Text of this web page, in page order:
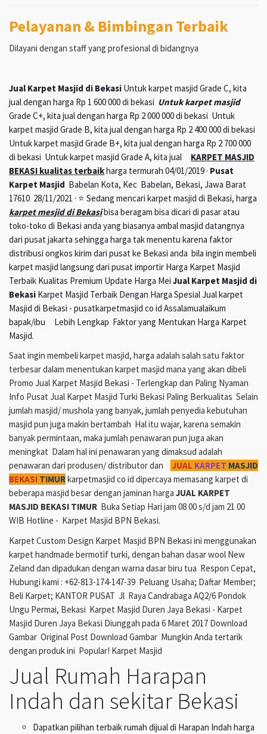
Pelayanan & Bimbingan Terbaik
Dilayani dengan staff yang profesional di bidangnya
Jual Karpet Masjid di Bekasi Untuk karpet masjid Grade C, kita
jual dengan harga Rp 1 600 000 di bekasi Untuk karpet masjid
Grade C+, kita jual dengan harga Rp 2 000 000 di bekasi Untuk
karpet masjid Grade B, kita jual dengan harga Rp 2 400 000 di bekasi
Untuk karpet masjid Grade B+, kita jual dengan harga Rp 2 700 000
di bekasi Untuk karpet masjid Grade A, kita jual KARPET MASJID
BEKASI kualitas terbaikharga termurah 04/01/2019 · Pusat
Karpet Masjid Babelan Kota, Kec Babelan, Bekasi, Jawa Barat
17610 28/11/2021 · ⭐ Sedang mencari karpet masjid di Bekasi, harga
karpet mesjid di Bekasibisa beragam bisa dicari di pasar atau
toko-toko di Bekasi anda yang biasanya ambal masjid datangnya
dari pusat jakarta sehingga harga tak menentu karena faktor
distribusi ongkos kirim dari pusat ke Bekasi anda bila ingin membeli
karpet masjid langsung dari pusat importir Harga Karpet Masjid
Terbaik Kualitas Premium Update Harga Mei Jual Karpet Masjid di
Bekasi Karpet Masjid Terbaik Dengan Harga Spesial Jual karpet
Masjid di Bekasi - pusatkarpetmasjid co id Assalamualaikum
bapak/ibu Lebih Lengkap Faktor yang Mentukan Harga Karpet
Masjid.
Saat ingin membeli karpet masjid, harga adalah salah satu faktor
terbesar dalam menentukan karpet masjid mana yang akan dibeli
Promo Jual Karpet Masjid Bekasi - Terlengkap dan Paling Nyaman
Info Pusat Jual Karpet Masjid Turki Bekasi Paling Berkualitas Selain
jumlah masjid/ mushola yang banyak, jumlah penyedia kebutuhan
masjid pun juga makin bertambah Hal itu wajar, karena semakin
banyak permintaan, maka jumlah penawaran pun juga akan
meningkat Dalam hal ini penawaran yang dimaksud adalah
penawaran dari produsen/ distributor dan
JUAL KARPET MASJID
BEKASI TIMURkarpetmasjid co id dipercaya memasang karpet di
beberapa masjid besar dengan jaminan harga JUAL KARPET
MASJID BEKASI TIMUR Buka Setiap Hari jam 08 00 s/d jam 21 00
WIB Hotline - Karpet Masjid BPN Bekasi.
Karpet Custom Design Karpet Masjid BPN Bekasi ini menggunakan
karpet handmade bermotif turki, dengan bahan dasar wool New
Zeland dan dipadukan dengan warna dasar biru tua Respon Cepat,
Hubungi kami : +62-813-174-147-39 Peluang Usaha; Daftar Member;
Beli Karpet; KANTOR PUSAT Jl Raya Candrabaga AQ2/6 Pondok
Ungu Permai, Bekasi Karpet Masjid Duren Jaya Bekasi - Karpet
Masjid Duren Jaya Bekasi Diunggah pada 6 Maret 2017 Download
Gambar Original Post Download Gambar Mungkin Anda tertarik
dengan produk ini Popular! Karpet Masjid
Jual Rumah Harapan
Indah dan sekitar Bekasi
Dapatkan pilihan terbaik rumah dijual di Harapan Indah harga